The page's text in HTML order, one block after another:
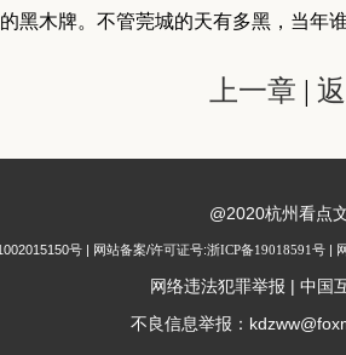
黑木牌。不管莞城的天有多黑，当年
上一章 |
@2020杭州看点
号 | 网站备案/许可证号:浙ICP备19018591号|
网络违法犯罪举报 | 中国
不良信息举报：